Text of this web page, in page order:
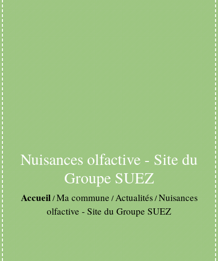
Nuisances olfactive - Site du
Groupe SUEZ
Accueil /Ma commune /Actualités/Nuisances
olfactive - Site du Groupe SUEZ